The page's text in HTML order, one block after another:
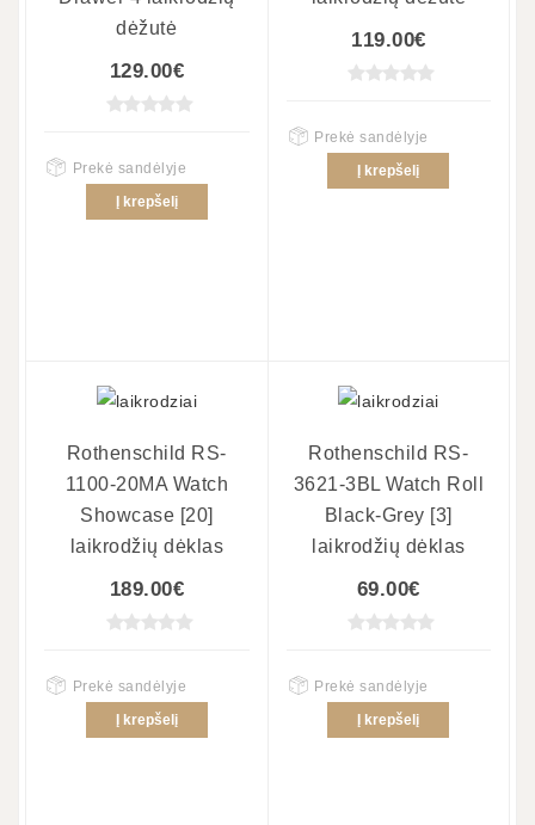
dėžutė
129.00€
Prekė sandėlyje
Į krepšelį
119.00€
Prekė sandėlyje
Į krepšelį
Rothenschild RS-
1100-20MA Watch
Showcase [20]
laikrodžių dėklas
189.00€
Prekė sandėlyje
Į krepšelį
Rothenschild RS-
3621-3BL Watch Roll
Black-Grey [3]
laikrodžių dėklas
69.00€
Prekė sandėlyje
Į krepšelį